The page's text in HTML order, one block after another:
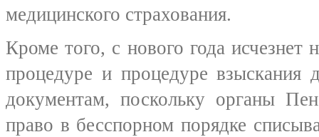
медицинского страхования.
Кроме того, с нового года исчезнет
процедуре и процедуре взыскания
документам, поскольку органы
право в бесспорном порядке